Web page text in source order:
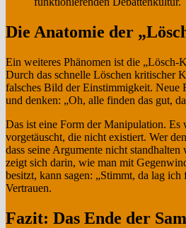
Die Anatomie der
Ein weiteres Phänomen ist die
Durch das schnelle Löschen kritischer
falsches Bild der Einstimmigkeit. Neue
und denken: „Oh, alle finden das gut,
Das ist eine Form der Manipulation. Es
vorgetäuscht, die nicht existiert. Wer
dass seine Argumente nicht
zeigt sich darin, wie man mit
besitzt, kann sagen: „Stimmt, da lag ich
Vertrauen.
Fazit: Das Ende der